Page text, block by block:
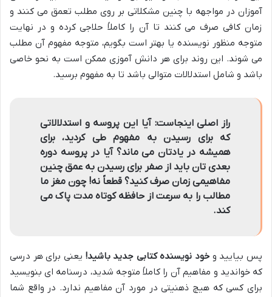
آموزان در مواجهه با چنین مشکلاتی بر روی مطلب تعمق می کنند و
زمان کافی صرف می کنند تا آن را کاملاً حلاجی کرده و در نهایت
متوجه منظور نویسنده یا بهتر است بگویم، متوجه مفهوم آن مطلب
می شوند. این روند برای هر دانش آموزی ممکن است به نحو خاصی
باشد و شامل استدلالات متوالی باشد تا به مفهوم برسید.
راز اصلی اینجاست: آیا این پروسه و استدلالاتی
که برای رسیدن به مفهوم طی کردید، برای
همیشه در یادتان می ماند؟ آیا در پروسه دوره
بعدی تان باید از صفر برای رسیدن به عمق چنین
مفاهیمی زمان صرف کنید؟ قطعاً نه! چون مغز ما
مطالب را به سرعت از حافظه کوتاه مدت پاک می
کند.
پس بیایید و خود نویسنده کتابی جدید باشید! یعنی برای هر درسی
که خواندید و مفاهیم آن را کاملاً متوجه شدید، درسنامه ای بنویسید
برای کسی که هیچ ذهنیتی در مورد آن مفاهیم ندارد. در واقع شما